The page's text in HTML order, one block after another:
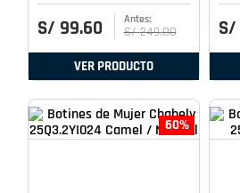
S/ 99.60 S/ 249.00
VER PRODUCTO
S/
60%